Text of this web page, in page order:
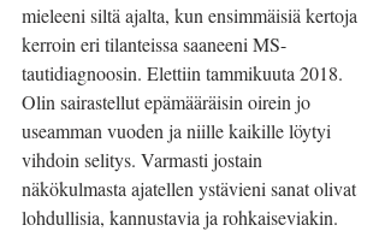
mieleeni siltä ajalta, kun ensimmäisiä kertoja
kerroin eri tilanteissa saaneeni MS-
tautidiagnoosin. Elettiin tammikuuta 2018.
Olin sairastellut epämääräisin oirein jo
useamman vuoden ja niille kaikille löytyi
vihdoin selitys. Varmasti jostain
näkökulmasta ajatellen ystävieni sanat olivat
lohdullisia, kannustavia ja rohkaiseviakin.